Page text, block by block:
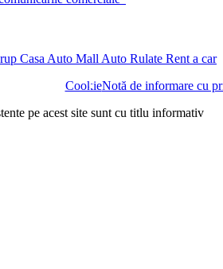
Casa Auto Mall Auto Rulate Rent a car
CookieNotă de informare cu
pe acest site sunt cu titlu informativ